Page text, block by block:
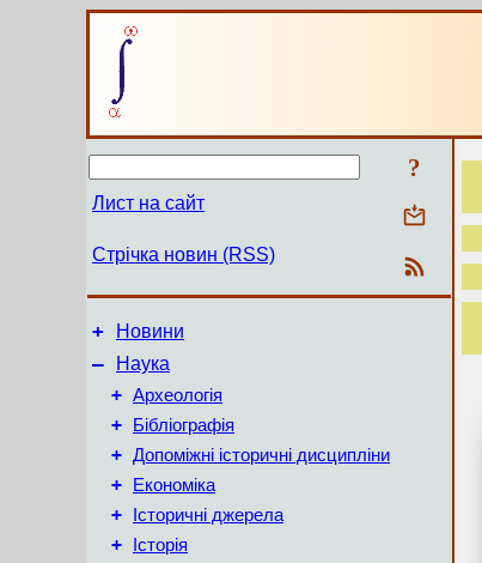
?
Лист на сайт
Стрічка новин (RSS)
+ Новини
–
Наука
+ Археологія
+ Бібліографія
+ Допоміжні історичні дисципліни
+ Економіка
+ Історичні джерела
+ Історія